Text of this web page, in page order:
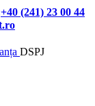
+40 (241) 23 00 44
DSPJ